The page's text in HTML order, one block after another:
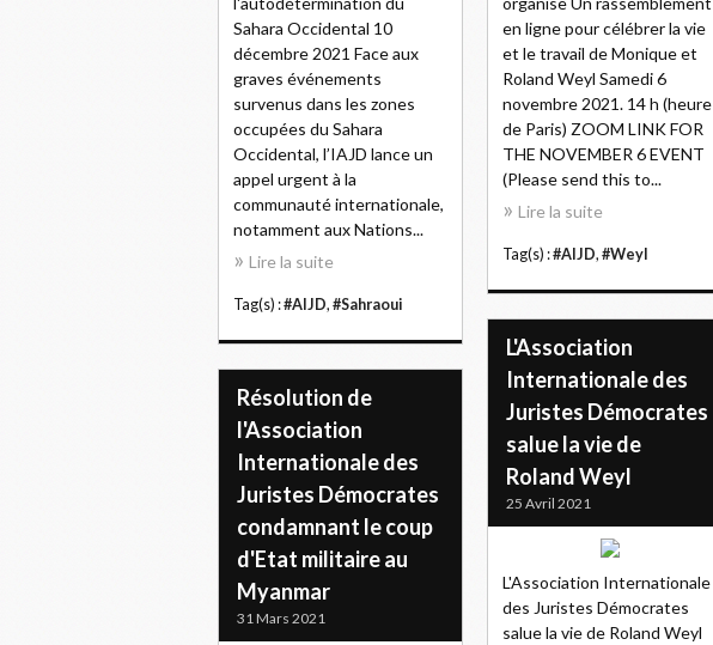
Sahara Occidental 10
décembre 2021 Face aux
graves événements
survenus dans les zones
occupées du Sahara
Occidental, l’IAJD lance un
appel urgent à la
communauté internationale,
notamment aux Nations...
Lire la suite
Tag(s) :#AIJD, #Sahraoui
en ligne pour célébrer la vie
et le travail de Monique et
Roland Weyl Samedi 6
novembre 2021. 14 h (heure
de Paris) ZOOM LINK FOR
THE NOVEMBER 6 EVENT
(Please send this to...
Lire la suite
Tag(s) :#AIJD, #Weyl
L'Association
Internationale des
Juristes Démocrates
salue la vie de
Roland Weyl
25 Avril 2021
L'Association Internationale
des Juristes Démocrates
salue la vie de Roland Weyl
Résolution de
l'Association
Internationale des
Juristes Démocrates
condamnant le coup
d'Etat militaire au
Myanmar
31 Mars 2021